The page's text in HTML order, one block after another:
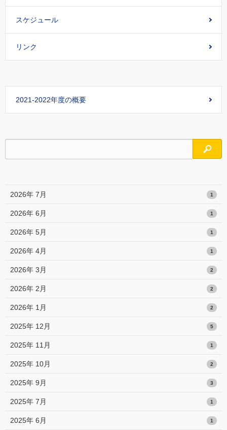
スケジュール
リンク
2021-2022年度の概要
検索
2026年 7月 1
2026年 6月 1
2026年 5月 1
2026年 4月 1
2026年 3月 2
2026年 2月 2
2026年 1月 2
2025年 12月 5
2025年 11月 1
2025年 10月 2
2025年 9月 3
2025年 7月 1
2025年 6月 1